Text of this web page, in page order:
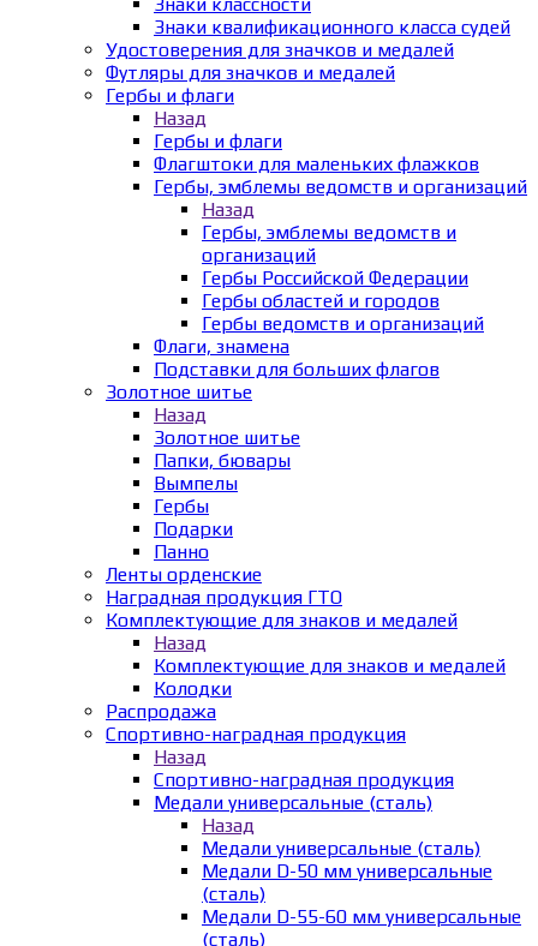
Знаки квалификационного класса судей
Удостоверения для значков и медалей
Футляры для значков и медалей
Гербы и флаги
Назад
Гербы и флаги
Флагштоки для маленьких флажков
Гербы, эмблемы ведомств и организаций
Назад
Гербы, эмблемы ведомств и
организаций
Гербы Российской Федерации
Гербы областей и городов
Гербы ведомств и организаций
Флаги, знамена
Подставки для больших флагов
Золотное шитье
Назад
Золотное шитье
Папки, бювары
Вымпелы
Гербы
Подарки
Панно
Ленты орденские
Наградная продукция ГТО
Комплектующие для знаков и медалей
Назад
Комплектующие для знаков и медалей
Колодки
Распродажа
Спортивно-наградная продукция
Назад
Спортивно-наградная продукция
Медали универсальные (сталь)
Назад
Медали универсальные (сталь)
Медали D-50 мм универсальные
(сталь)
Медали D-55-60 мм универсальные
(сталь)